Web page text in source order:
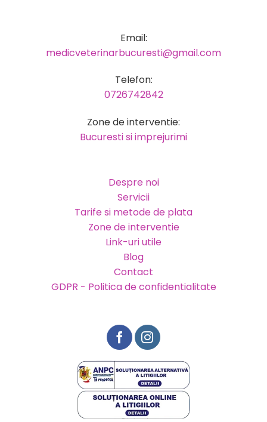
Email:
medicveterinarbucuresti@gmail.com
Telefon:
0726742842
Zone de interventie:
Bucuresti si imprejurimi
Despre noi
Servicii
Tarife si metode de plata
Zone de interventie
Link-uri utile
Blog
Contact
GDPR - Politica de confidentialitate